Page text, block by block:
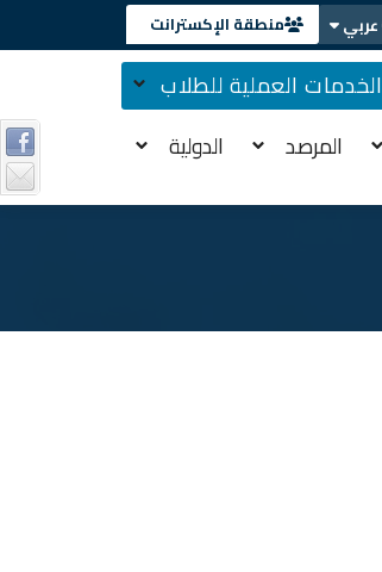
عربي منطقة الإكسترانت
الخدمات العملية للطلاب
المرصد الدولية